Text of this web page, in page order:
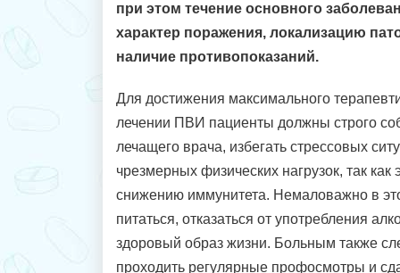
при этом течение основного
характер поражения, локализацию
наличие противопоказаний.
Для достижения максимального
лечении ПВИ пациенты должны строго
лечащего врача, избегать стрессовых
чрезмерных физических нагрузок, так
снижению иммунитета. Немаловажно в
питаться, отказаться от употребления
здоровый образ жизни. Больным также
проходить регулярные профосмотры и